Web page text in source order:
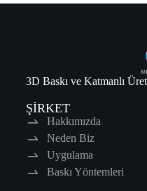
3D Baskı ve Katmanlı
ŞİRKET
Hakkımızda
Neden Biz
Uygulama
Baskı Yöntemleri